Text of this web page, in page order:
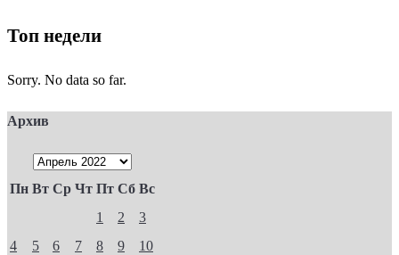
Топ недели
Sorry. No data so far.
Архив
Пн Вт Ср Чт Пт Сб Вс
1 2
3
4
5 6 7 8 9
10